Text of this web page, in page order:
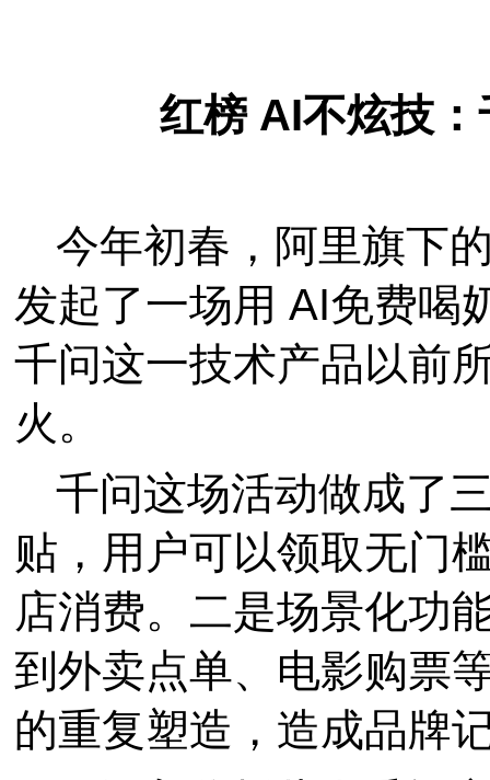
红榜 AI不炫技
今年初春，阿里旗下
发起了一场用 AI免费喝
千问这一技术产品以前
火。
千问这场活动做成了
贴，用户可以领取无门
店消费。二是场景化功
到外卖点单、电影购票
的重复塑造，造成品牌